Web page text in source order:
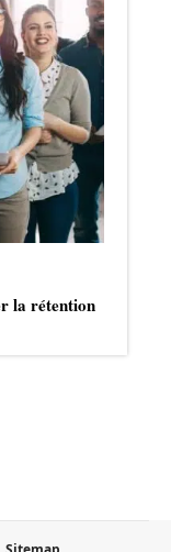
la rétention